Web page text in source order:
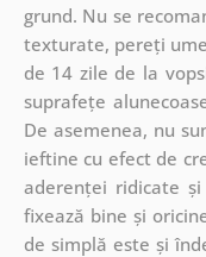
grund. Nu se
texturate, pereți
de 14 zile de la
suprafețe
De asemenea, nu
ieftine cu efect de
aderenței ridicate
fixează bine și
de simplă este și